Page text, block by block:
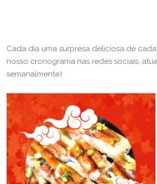
Cada dia uma surpresa deliciosa de cada
nosso cronograma nas redes sociais,
semanalmente)